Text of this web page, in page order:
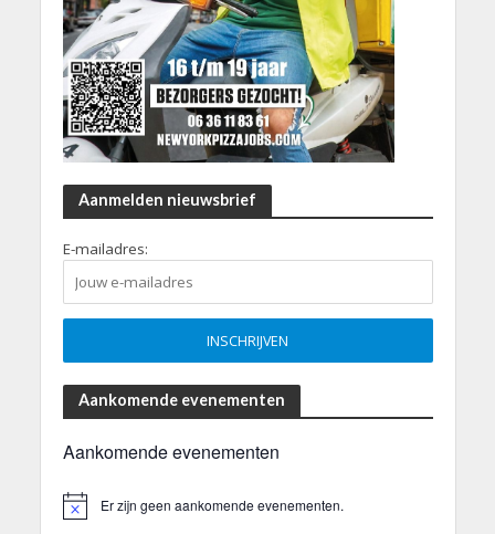
Aanmelden nieuwsbrief
E-mailadres:
Aankomende evenementen
Aankomende evenementen
Er zijn geen aankomende evenementen.